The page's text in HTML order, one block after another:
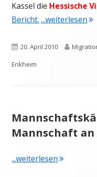
Kassel die Hessische
Bericht. ...weiterlesen
Veröffentlicht
am
20. April 2010 Autor
Enkheim
Mannschaft
...weiterlesen